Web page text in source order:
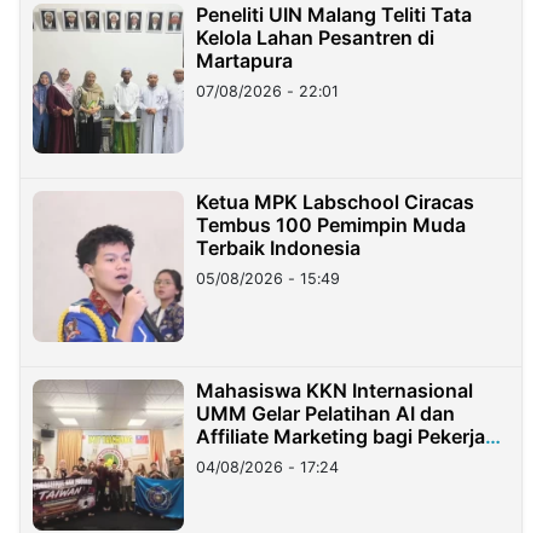
Peneliti UIN Malang Teliti Tata
Kelola Lahan Pesantren di
Martapura
07/08/2026 - 22:01
Ketua MPK Labschool Ciracas
Tembus 100 Pemimpin Muda
Terbaik Indonesia
05/08/2026 - 15:49
Mahasiswa KKN Internasional
UMM Gelar Pelatihan AI dan
Affiliate Marketing bagi Pekerja
Migran Indonesia di Taiwan
04/08/2026 - 17:24